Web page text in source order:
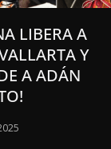
LIBERA A
Y
A ADÁN